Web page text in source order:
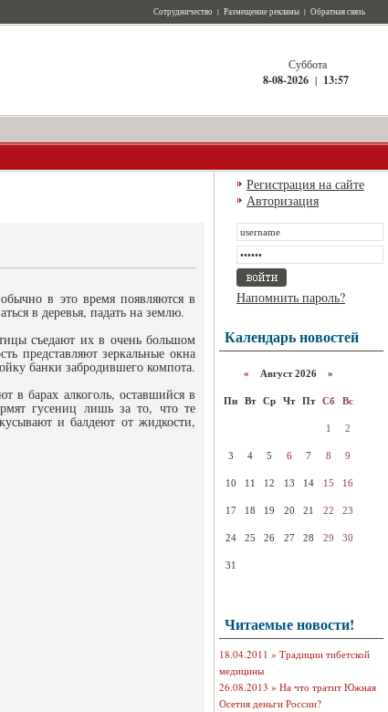
Сотрудничество | Размещение рекламы | Обратная связь
Суббота
8-08-2026 | 13:57
в это время появляются в
в деревья, падать на землю.
съедают их в очень большом
представляют зеркальные окна
банки забродившего компота.
в барах алкоголь, оставшийся в
гусениц лишь за то, что те
и балдеют от жидкости,
Регистрация на сайте
Авторизация
Напомнить пароль?
Календарь новостей
« Август 2026 »
Пн Вт Ср Чт Пт Сб Вс
1 2
3 4 5 6 7 8 9
10 11 12 13 14 15 16
17 18 19 20 21 22 23
24 25 26 27 28 29 30
31
Читаемые новости!
18.04.2011 » Традиции тибетской
медицины
26.08.2013 » На что тратит Южная
Осетия деньги России?